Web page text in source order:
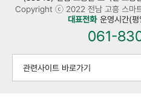
관련사이트 바로가기
Copyright ⓒ 2022 전남 고흥 스마
대표전화 운영시간(
061-